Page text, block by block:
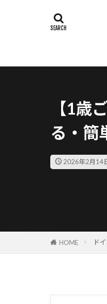
【1歳
る・簡
2026年2月14
HOME ド